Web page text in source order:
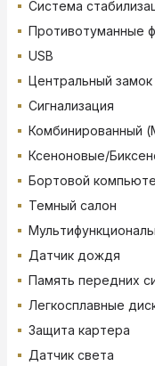
Система
Противотуманные
USB
Центральный замок
Сигнализация
Комбинированный
Ксеноновые/
Бортовой
Темный салон
Датчик дождя
Память передних
Легкосплавные
Защита картера
Датчик света